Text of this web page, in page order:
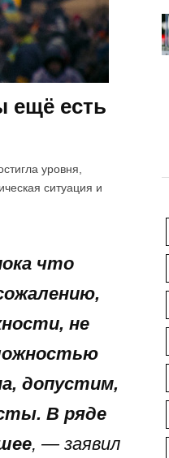
ещё есть
уровня,
ситуация и
что
не
допустим,
В ряде
, — заявил